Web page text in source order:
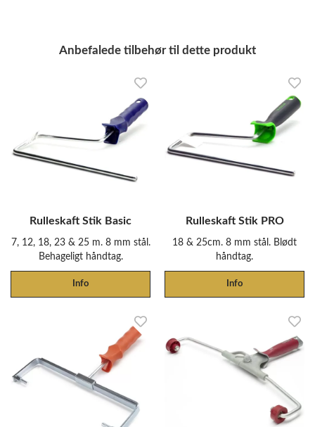
Anbefalede tilbehør til dette produkt
Rulleskaft Stik Basic
7, 12, 18, 23 & 25 m. 8 mm stål.
Behageligt håndtag.
Info
Rulleskaft Stik PRO
18 & 25cm. 8 mm stål. Blødt
håndtag.
Info